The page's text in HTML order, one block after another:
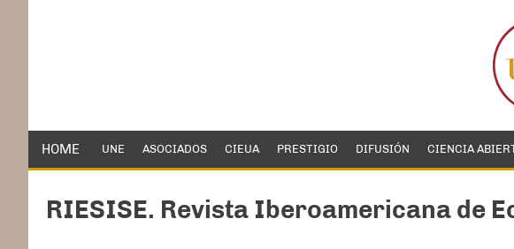
HOME UNE ASOCIADOS CIEUA PRESTIGIO DIFUSIÓN CIENCIA
RIESISE. Revista Iberoamericana de